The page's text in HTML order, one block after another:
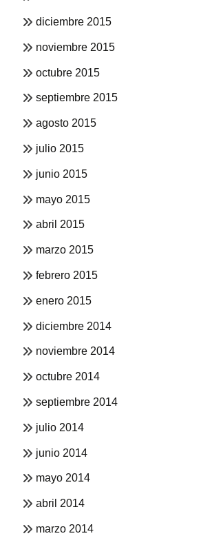
diciembre 2015
noviembre 2015
octubre 2015
septiembre 2015
agosto 2015
julio 2015
junio 2015
mayo 2015
abril 2015
marzo 2015
febrero 2015
enero 2015
diciembre 2014
noviembre 2014
octubre 2014
septiembre 2014
julio 2014
junio 2014
mayo 2014
abril 2014
marzo 2014